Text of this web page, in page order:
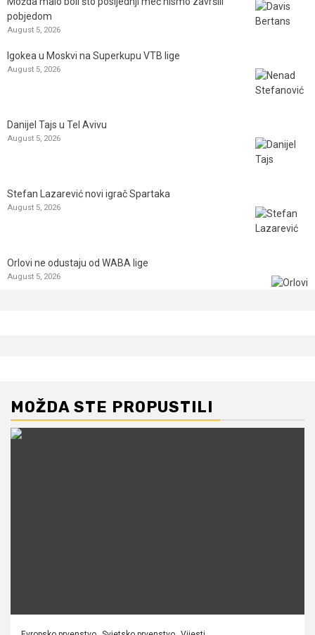
pobjedom
August 5, 2026
Igokea u Moskvi na Superkupu VTB lige
August 5, 2026
Danijel Tajs u Tel Avivu
August 5, 2026
Stefan Lazarević novi igrač Spartaka
August 5, 2026
Orlovi ne odustaju od WABA lige
August 5, 2026
MOŽDA STE PROPUSTILI